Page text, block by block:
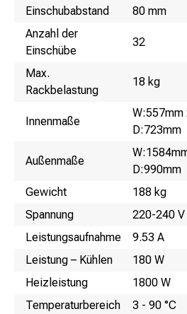
NameWert
Einschubabstand
80 mm
Anzahl der
Einschübe
32
Max.
Rackbelastung
18 kg
Innenmaße
W:557mm
D:723mm
Außenmaße
D:990mm
Gewicht
188 kg
Spannung
220-240 V
Leistungsaufnahme
9.53 A
Leistung – Kühlen
180 W
Heizleistung
1800 W
Temperaturbereich
3 - 90 °C